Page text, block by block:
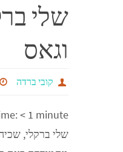
o
o
k
er שלי
וגאס
קובי ברדה
< 1 minute